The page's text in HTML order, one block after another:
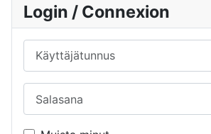
Login / Connexion